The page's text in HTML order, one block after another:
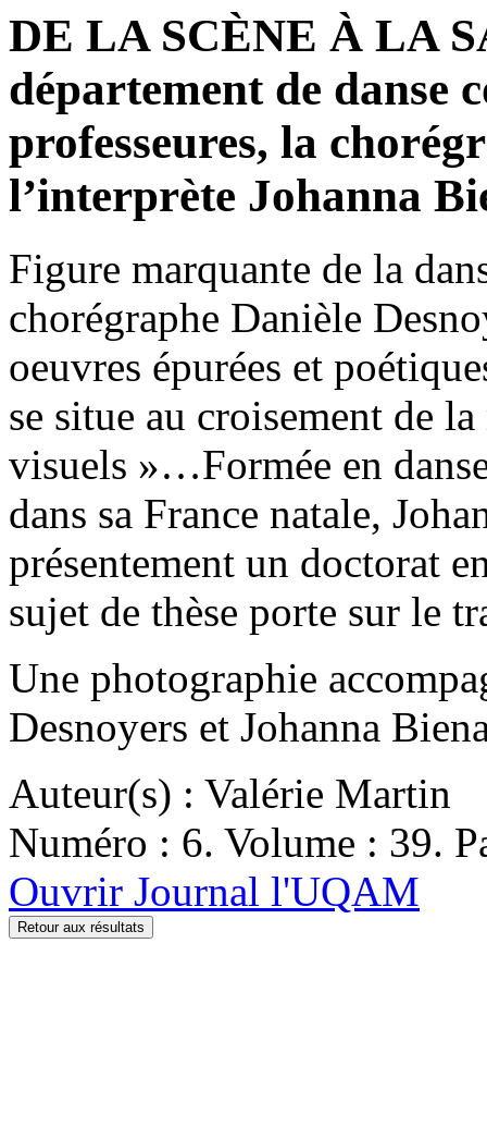
DE LA SCÈNE À LA
département de danse
professeures, la
l’interprète Johanna
Figure marquante de la
chorégraphe Danièle
oeuvres épurées et
se situe au croisement de
visuels »…Formée en
dans sa France natale,
présentement un doctorat
sujet de thèse porte sur le
Une photographie
Desnoyers et Johanna
Auteur(s) : Valérie Martin
Numéro : 6. Volume : 39.
Ouvrir Journal l'UQAM
Retour aux résultats